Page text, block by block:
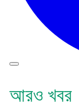
আরও খবর